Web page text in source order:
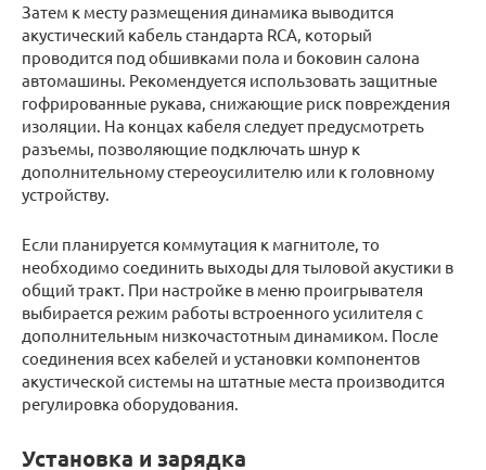
Затем к месту размещения динамика выводится
акустический кабель стандарта RCA, который
проводится под обшивками пола и боковин салона
автомашины. Рекомендуется использовать защитные
гофрированные рукава, снижающие риск повреждения
изоляции. На концах кабеля следует предусмотреть
разъемы, позволяющие подключать шнур к
дополнительному стереоусилителю или к головному
устройству.
Если планируется коммутация к магнитоле, то
необходимо соединить выходы для тыловой акустики в
общий тракт. При настройке в меню проигрывателя
выбирается режим работы встроенного усилителя с
дополнительным низкочастотным динамиком. После
соединения всех кабелей и установки компонентов
акустической системы на штатные места производится
регулировка оборудования.
Установка и зарядка